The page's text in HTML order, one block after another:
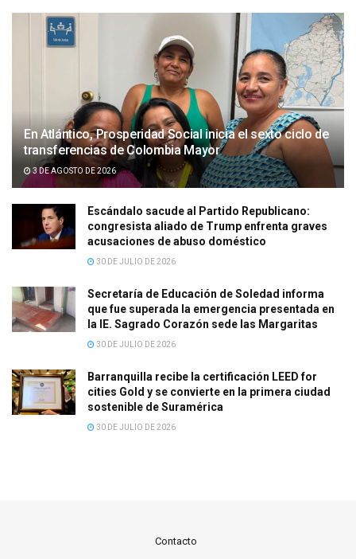
En Atlántico, Prosperidad Social inicia el sexto ciclo de
transferencias de Colombia Mayor
3 DE AGOSTO DE 2026
Escándalo sacude al Partido Republicano:
congresista aliado de Trump enfrenta graves
acusaciones de abuso doméstico
30 DE JULIO DE 2026
Secretaría de Educación de Soledad informa
que fue superada la emergencia presentada en
la IE. Sagrado Corazón sede las Margaritas
30 DE JULIO DE 2026
Barranquilla recibe la certificación LEED for
cities Gold y se convierte en la primera ciudad
sostenible de Suramérica
30 DE JULIO DE 2026
Contacto